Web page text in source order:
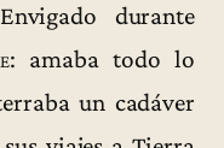
durante
: amaba todo lo
un cadáver